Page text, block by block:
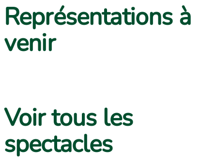
Représentations à
venir
Voir tous les
spectacles